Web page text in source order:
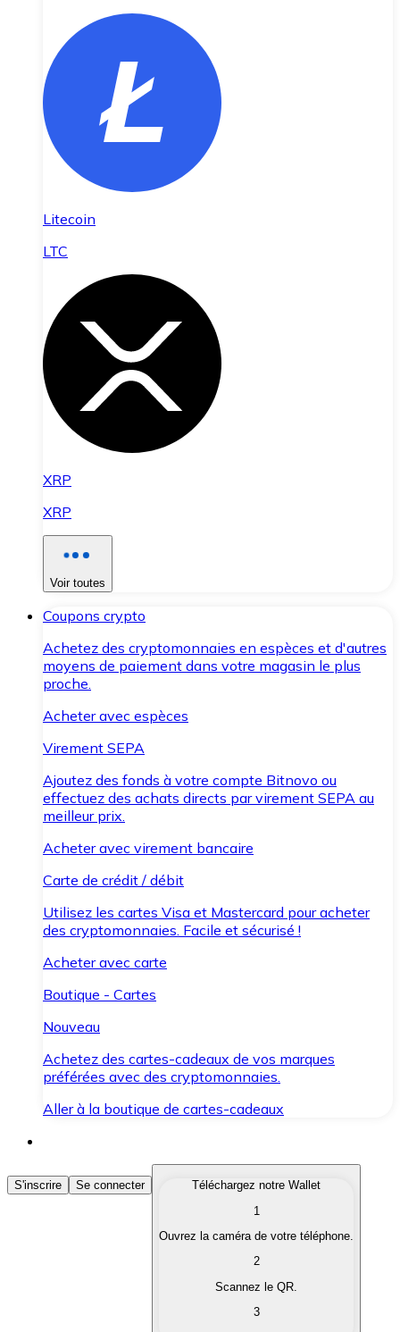
Litecoin
LTC
XRP
XRP
Voir toutes
Coupons crypto
Achetez des cryptomonnaies en espèces et d'autres
moyens de paiement dans votre magasin le plus
proche.
Acheter avec espèces
Virement SEPA
Ajoutez des fonds à votre compte Bitnovo ou
effectuez des achats directs par virement SEPA au
meilleur prix.
Acheter avec virement bancaire
Carte de crédit / débit
Utilisez les cartes Visa et Mastercard pour acheter
des cryptomonnaies. Facile et sécurisé !
Acheter avec carte
Boutique - Cartes
Nouveau
Achetez des cartes-cadeaux de vos marques
préférées avec des cryptomonnaies.
Aller à la boutique de cartes-cadeaux
Acheter des Cryptomonnaies
Achetez les cryptomonnaies qui vous intéressent
Convertissez vos cryptomonnaies en monnaie
S'inscrire Se connecter
Téléchargez notre Wallet
1
Ouvrez la caméra de votre téléphone.
2
Scannez le QR.
3